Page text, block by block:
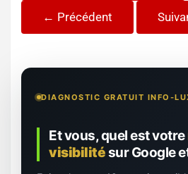
← Précédent
DIAGNOSTIC GRATUIT INFO-
Et vous, quel est votre
visibilitésur Google